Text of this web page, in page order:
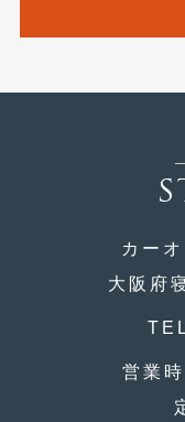
カー
大阪府
営業